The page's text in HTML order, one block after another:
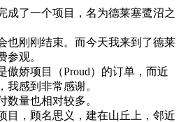
成了一个项目，名为德莱塞鹭沼之
也刚刚结束。而今天我来到了德莱
参观。
傲娇项目（Proud）的订单，而近
我感到非常感谢。
数量也相对较多。
目，顾名思义，建在山丘上，邻近